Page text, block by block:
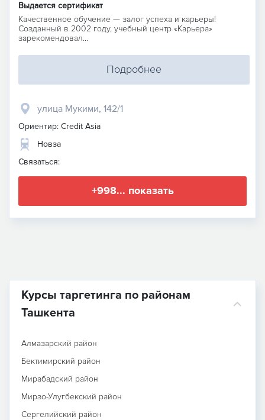
Выдается сертификат
Качественное обучение — залог успеха и карьеры!
Созданный в 2002 году, учебный центр «Карьера»
зарекомендовал...
Подробнее
улица Мукими, 142/1
Ориентир: Credit Asia
Новза
Связаться:
+998... показать
Курсы таргетинга по районам
Ташкента
Алмазарский район
Бектимирский район
Мирабадский район
Мирзо-Улугбекский район
Сергелийский район